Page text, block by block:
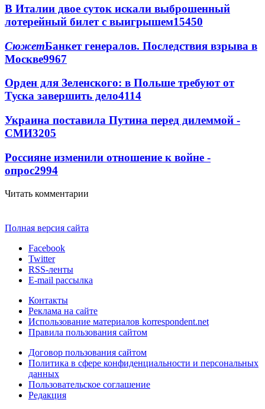
В Италии двое суток искали выброшенный
лотерейный билет с выигрышем15450
СюжетБанкет генералов. Последствия взрыва в
Москве9967
Орден для Зеленского: в Польше требуют от
Туска завершить дело4114
Украина поставила Путина перед дилеммой -
СМИ3205
Россияне изменили отношение к войне -
опрос2994
Читать комментарии
Полная версия сайта
Facebook
Twitter
RSS-ленты
E-mail рассылка
Контакты
Реклама на сайте
Использование материалов korrespondent.net
Правила пользования сайтом
Договор пользования сайтом
Политика в сфере конфиденциальности и персональных
данных
Пользовательское соглашение
Редакция